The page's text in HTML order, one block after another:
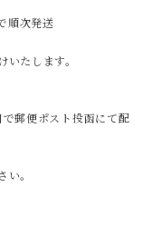
順次発送
たします。
郵便ポスト投函にて配
。